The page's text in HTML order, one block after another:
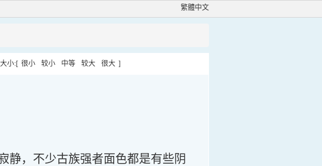
繁體中文
小:[ 很小 较小 中等 较大 很大 ]
静，不少古族强者面色都是有些阴